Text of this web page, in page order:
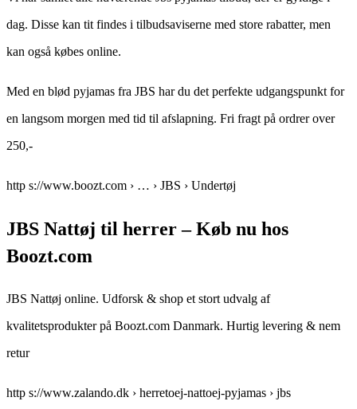
dag. Disse kan tit findes i tilbudsaviserne med store rabatter, men
kan også købes online.
Med en blød pyjamas fra JBS har du det perfekte udgangspunkt for
en langsom morgen med tid til afslapning. Fri fragt på ordrer over
250,-
http s://www.boozt.com › … › JBS › Undertøj
JBS Nattøj til herrer – Køb nu hos
Boozt.com
JBS Nattøj online. Udforsk & shop et stort udvalg af
kvalitetsprodukter på Boozt.com Danmark. Hurtig levering & nem
retur
http s://www.zalando.dk › herretoej-nattoej-pyjamas › jbs